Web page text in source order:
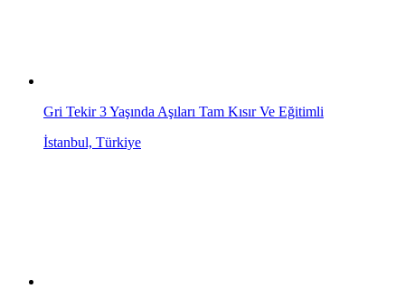
Gri Tekir 3 Yaşında Aşıları Tam Kısır Ve Eğitimli
İstanbul, Türkiye